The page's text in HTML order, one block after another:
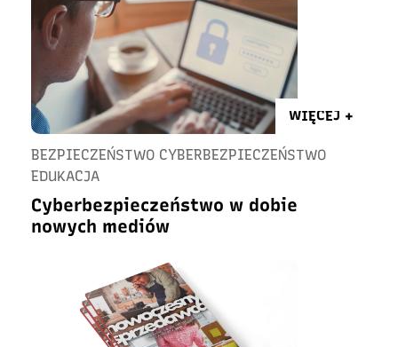
WIĘCEJ +
BEZPIECZEŃSTWO CYBERBEZPIECZEŃSTWO
EDUKACJA
Cyberbezpieczeństwo w dobie
nowych mediów